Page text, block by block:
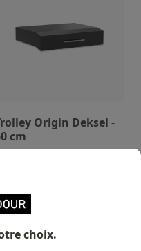
Origin Deksel -
cm
choix.